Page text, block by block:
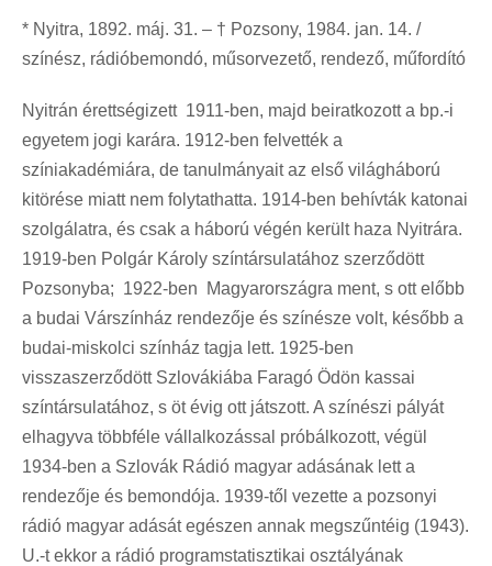
* Nyitra, 1892. máj. 31. – † Pozsony, 1984. jan. 14. /
színész, rádióbemondó, műsorvezető, rendező, műfordító
Nyitrán érettségizett 1911-ben, majd beiratkozott a bp.-i
egyetem jogi karára. 1912-ben felvették a
színiakadémiára, de tanulmányait az első világháború
kitörése miatt nem folytathatta. 1914-ben behívták katonai
szolgálatra, és csak a háború végén került haza Nyitrára.
1919-ben Polgár Károly színtársulatához szerződött
Pozsonyba; 1922-ben Magyarországra ment, s ott előbb
a budai Várszínház rendezője és színésze volt, később a
budai-miskolci színház tagja lett. 1925-ben
visszaszerződött Szlovákiába Faragó Ödön kassai
színtársulatához, s öt évig ott játszott. A színészi pályát
elhagyva többféle vállalkozással próbálkozott, végül
1934-ben a Szlovák Rádió magyar adásának lett a
rendezője és bemondója. 1939-től vezette a pozsonyi
rádió magyar adását egészen annak megszűntéig (1943).
U.-t ekkor a rádió programstatisztikai osztályának